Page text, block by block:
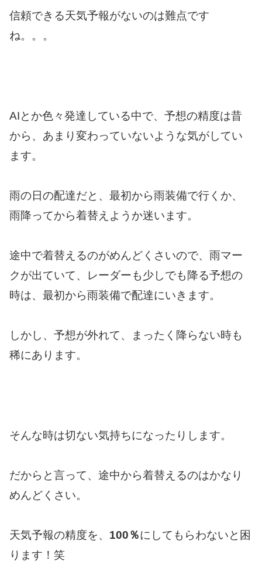
信頼できる天気予報がないのは難点です
ね。。。
AIとか色々発達している中で、予想の精度は昔
から、あまり変わっていないような気がしてい
ます。
雨の日の配達だと、最初から雨装備で行くか、
雨降ってから着替えようか迷います。
途中で着替えるのがめんどくさいので、雨マー
クが出ていて、レーダーも少しでも降る予想の
時は、最初から雨装備で配達にいきます。
しかし、予想が外れて、まったく降らない時も
稀にあります。
そんな時は切ない気持ちになったりします。
だからと言って、途中から着替えるのはかなり
めんどくさい。
天気予報の精度を、 100％にしてもらわないと困
ります！笑